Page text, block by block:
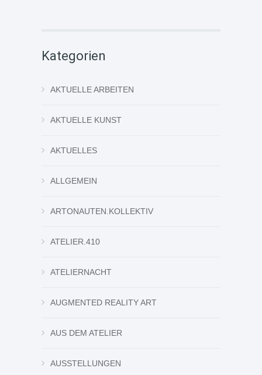
Kategorien
AKTUELLE ARBEITEN
AKTUELLE KUNST
AKTUELLES
ALLGEMEIN
ARTONAUTEN.KOLLEKTIV
ATELIER.410
ATELIERNACHT
AUGMENTED REALITY ART
AUS DEM ATELIER
AUSSTELLUNGEN